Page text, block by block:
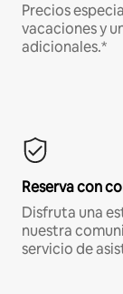
Precios
vacaciones y
adicionales.*
Reserva con
Disfruta una
nuestra
servicio de